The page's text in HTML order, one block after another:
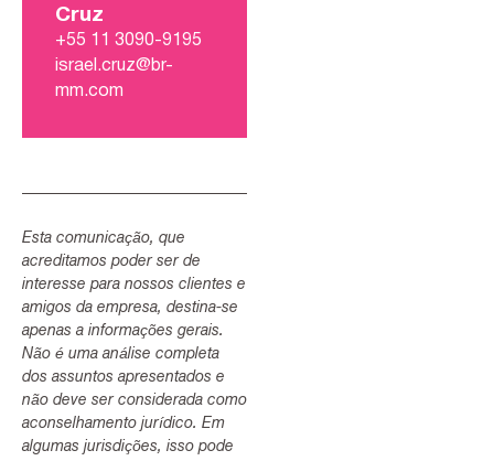
Cruz
+55 11 3090-9195
israel.cruz@br-
mm.com
Esta comunicação, que
acreditamos poder ser de
interesse para nossos clientes e
amigos da empresa, destina-se
apenas a informações gerais.
Não é uma análise completa
dos assuntos apresentados e
não deve ser considerada como
aconselhamento jurídico. Em
algumas jurisdições, isso pode